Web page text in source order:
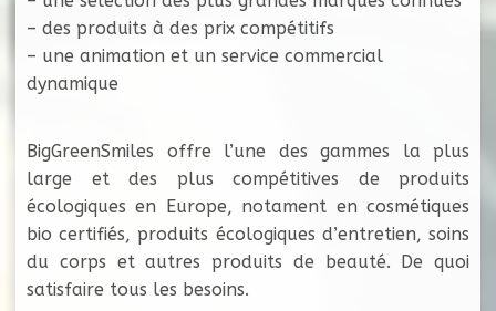
– des produits à des prix compétitifs
– une animation et un service commercial
dynamique
BigGreenSmiles offre l’une des gammes la plus
large et des plus compétitives de produits
écologiques en Europe, notament en cosmétiques
bio certifiés, produits écologiques d’entretien, soins
du corps et autres produits de beauté. De quoi
satisfaire tous les besoins.